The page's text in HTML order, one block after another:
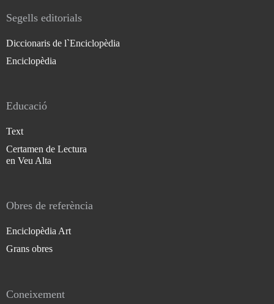
Segells editorials
Diccionaris de l`Enciclopèdia
Enciclopèdia
Educació
Text
Certamen de Lectura
en Veu Alta
Obres de referència
Enciclopèdia Art
Grans obres
Coneixement